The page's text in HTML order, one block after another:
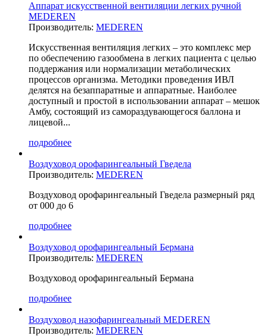
Аппарат искусственной вентиляции легких ручной
MEDEREN
Производитель: MEDEREN
Искусственная вентиляция легких – это комплекс мер
по обеспечению газообмена в легких пациента с целью
поддержания или нормализации метаболических
процессов организма. Методики проведения ИВЛ
делятся на безаппаратные и аппаратные. Наиболее
доступный и простой в использовании аппарат – мешок
Амбу, состоящий из самораздувающегося баллона и
лицевой...
подробнее
Воздуховод орофарингеальный Гведела
Производитель: MEDEREN
Воздуховод орофарингеальный Гведела размерный ряд
от 000 до 6
подробнее
Воздуховод орофарингеальный Бермана
Производитель: MEDEREN
Воздуховод орофарингеальный Бермана
подробнее
Воздуховод назофарингеальный MEDEREN
Производитель: MEDEREN